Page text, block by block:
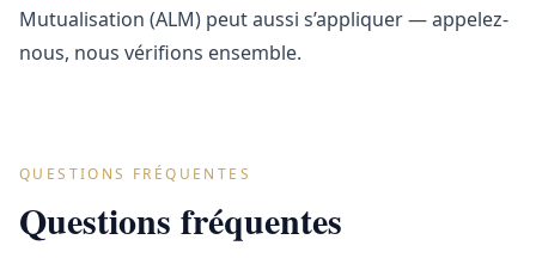
Mutualisation (ALM) peut aussi s’appliquer — appelez-
nous, nous vérifions ensemble.
QUESTIONS FRÉQUENTES
Questions fréquentes